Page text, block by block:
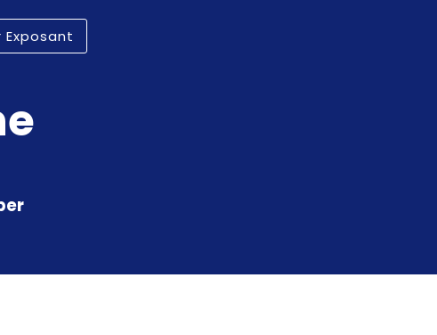
Exposant